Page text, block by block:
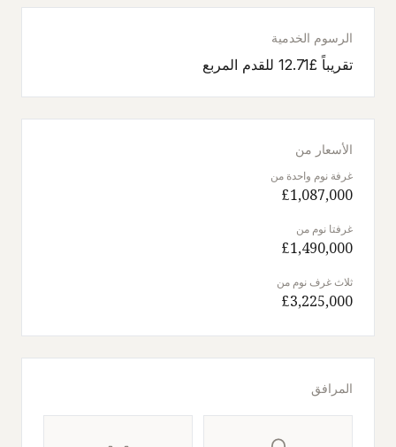
الرسوم الخدمية
تقريباً £12.71 للقدم المربع
الأسعار من
غرفة نوم واحدة من
£1,087,000
غرفتا نوم من
£1,490,000
ثلاث غرف نوم من
£3,225,000
المرافق